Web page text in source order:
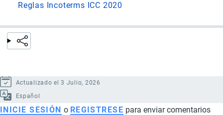
Reglas Incoterms ICC 2020
Actualizado el 3 Julio, 2026
Español
INICIE SESIÓN o REGISTRESE para enviar comentarios